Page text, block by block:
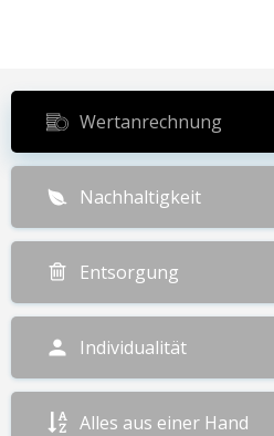
Wertanrechnung
Nachhaltigkeit
Entsorgung
Individualität
Alles aus einer Hand